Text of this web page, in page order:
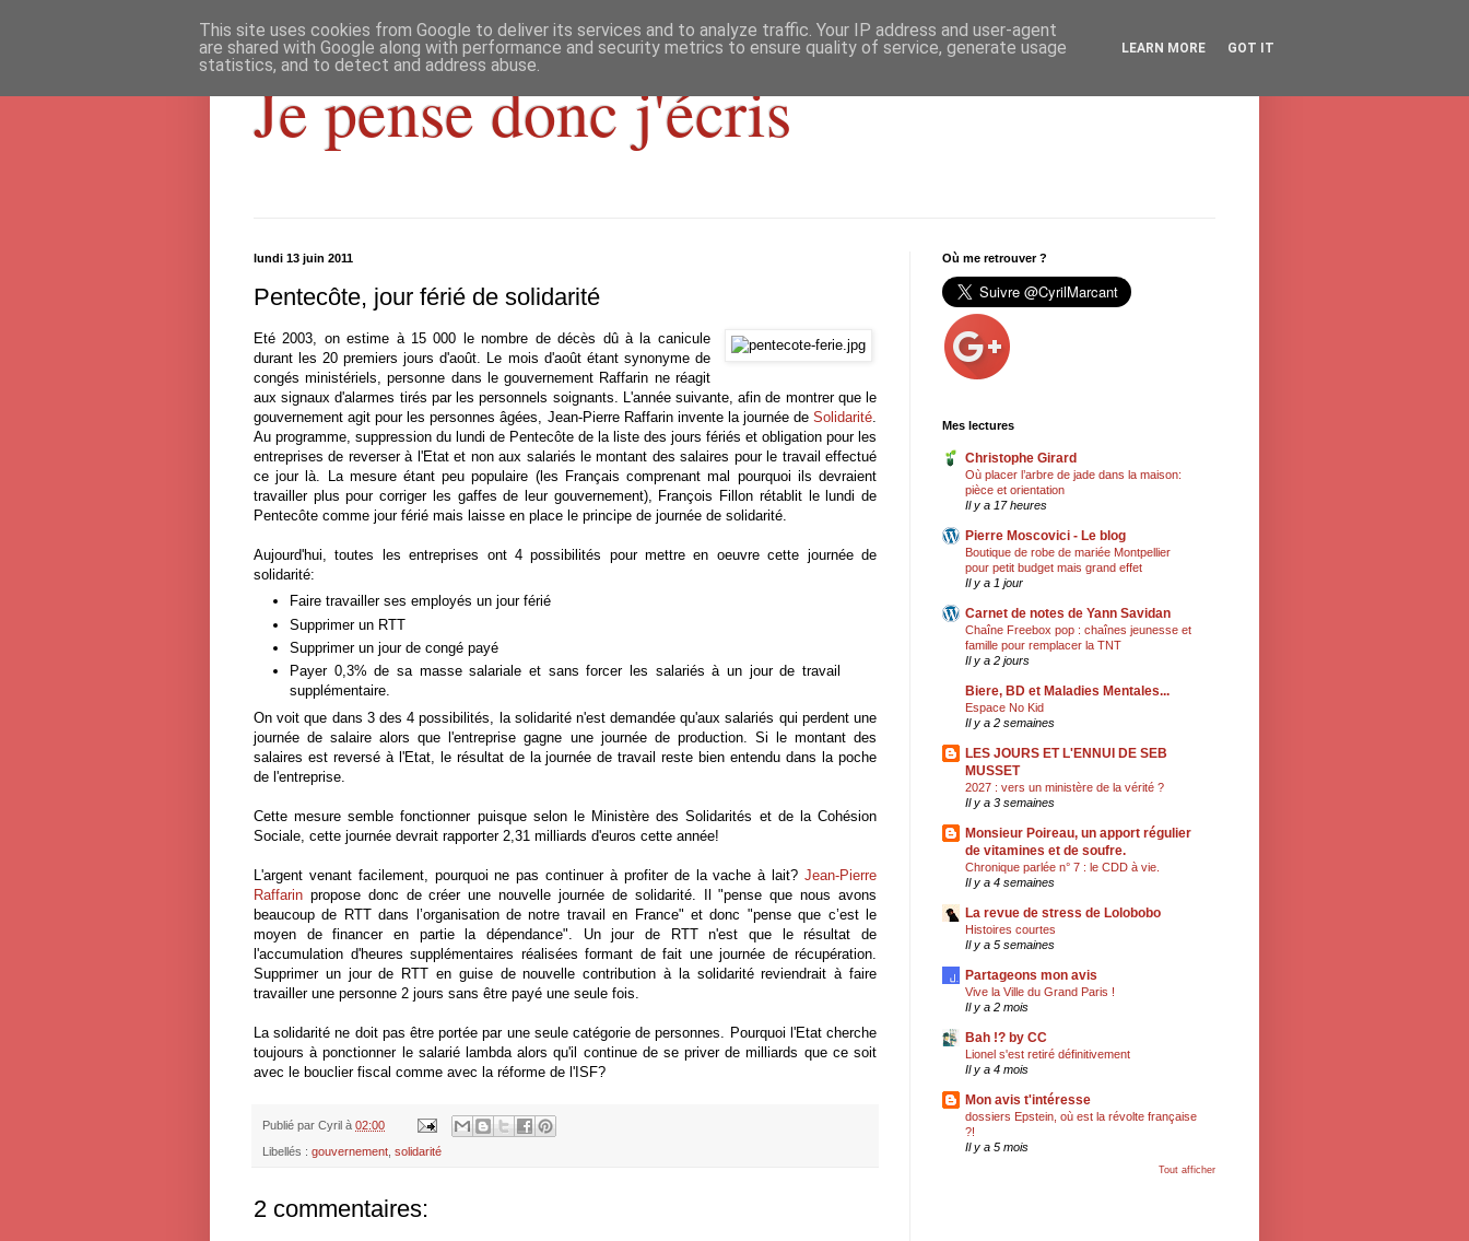
Je pense donc j'écris
lundi 13 juin 2011
Pentecôte, jour férié de solidarité
Eté 2003, on estime à 15 000 le nombre de décès dû à la canicule
durant les 20 premiers jours d'août. Le mois d'août étant synonyme de
congés ministériels, personne dans le gouvernement Raffarin ne réagit
aux signaux d'alarmes tirés par les personnels soignants. L'année suivante, afin de montrer que le
gouvernement agit pour les personnes âgées, Jean-Pierre Raffarin invente la journée de Solidarité
Au programme, suppression du lundi de Pentecôte de la liste des jours fériés et obligation pour les
entreprises de reverser à l'Etat et non aux salariés le montant des salaires pour le travail effectué
ce jour là. La mesure étant peu populaire (les Français comprenant mal pourquoi ils devraient
travailler plus pour corriger les gaffes de leur gouvernement), François Fillon rétablit le lundi de
Pentecôte comme jour férié mais laisse en place le principe de journée de solidarité.
Aujourd'hui, toutes les entreprises ont 4 possibilités pour mettre en oeuvre cette journée de
solidarité:
Faire travailler ses employés un jour férié
Supprimer un RTT
Supprimer un jour de congé payé
Payer 0,3% de sa masse salariale et sans forcer les salariés à un jour de travail
supplémentaire.
On voit que dans 3 des 4 possibilités, la solidarité n'est demandée qu'aux salariés qui perdent une
journée de salaire alors que l'entreprise gagne une journée de production. Si le montant des
salaires est reversé à l'Etat, le résultat de la journée de travail reste bien entendu dans la poche
de l'entreprise.
Cette mesure semble fonctionner puisque selon le Ministère des Solidarités et de la Cohésion
Sociale, cette journée devrait rapporter 2,31 milliards d'euros cette année!
L'argent venant facilement, pourquoi ne pas continuer à profiter de la vache à lait? Jean-Pierre
Raffarin propose donc de créer une nouvelle journée de solidarité. Il "pense que nous avons
beaucoup de RTT dans l’organisation de notre travail en France" et donc "pense que c’est le
moyen de financer en partie la dépendance". Un jour de RTT n'est que le résultat de
l'accumulation d'heures supplémentaires réalisées formant de fait une journée de récupération.
Supprimer un jour de RTT en guise de nouvelle contribution à la solidarité reviendrait à faire
travailler une personne 2 jours sans être payé une seule fois.
La solidarité ne doit pas être portée par une seule catégorie de personnes. Pourquoi l'Etat cherche
toujours à ponctionner le salarié lambda alors qu'il continue de se priver de milliards que ce soit
avec le bouclier fiscal comme avec la réforme de l'ISF?
Publié par Cyril à 02:00
Libellés : gouvernement solidarité
2 commentaires:
Où me retrouver ?
Mes lectures
Christophe Girard
Où placer l’arbre de jade dans la maison:
pièce et orientation
Il y a 17 heures
Pierre Moscovici - Le blog
Boutique de robe de mariée Montpellier
pour petit budget mais grand effet
Il y a 1 jour
Carnet de notes de Yann Savidan
Chaîne Freebox pop : chaînes jeunesse et
famille pour remplacer la TNT
Il y a 2 jours
Biere, BD et Maladies Mentales...
Espace No Kid
Il y a 2 semaines
LES JOURS ET L'ENNUI DE SEB
MUSSET
2027 : vers un ministère de la vérité ?
Il y a 3 semaines
Monsieur Poireau, un apport régulier
de vitamines et de soufre.
Chronique parlée n° 7 : le CDD à vie.
Il y a 4 semaines
La revue de stress de Lolobobo
Histoires courtes
Il y a 5 semaines
Partageons mon avis
Vive la Ville du Grand Paris !
Il y a 2 mois
Bah !? by CC
Lionel s'est retiré définitivement
Il y a 4 mois
Mon avis t'intéresse
dossiers Epstein, où est la révolte française
?!
Il y a 5 mois
Tout afficher
This site uses cookies from Google to deliver its services and to analyze traffic. Your IP address and user-agent
are shared with Google along with performance and security metrics to ensure quality of service, generate usage
statistics, and to detect and address abuse.
LEARN MORE GOT IT